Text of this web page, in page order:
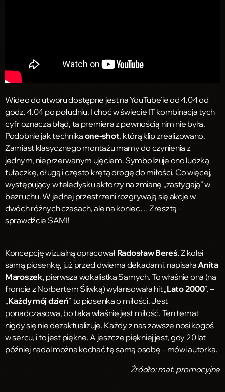
Wideo do utworu dostępne jest na YouTube’ie od 4.04 od
godz. 4.04 po południu. I choć w świecie IT kombinacja tych
cyfr oznacza błąd, ta premiera z pewnością nim nie była.
Podobnie jak technika one-shot, którą klip zrealizowano.
Zamiast klasycznego montażu mamy do czynienia z
jednym, nieprzerwanym ujęciem. Symbolizuje ono ludzką
tułaczkę, długą i często krętą drogę do miłości. Co więcej,
występujący w teledysku aktorzy na zmianę „zastygają” w
bezruchu. W jednej przestrzeni rozgrywają się akcje w
dwóch różnych czasach, ale na koniec… Zresztą –
sprawdźcie SAMI!
Koncepcję wizualną opracował Radosław Bereś. Z kolei
samą piosenkę, już przed dwiema dekadami, napisała Anita
Maroszek, pierwsza wokalistka Samych. To właśnie ona (na
froncie z Norbertem Śliwką) wylansowała hit „Lato 2000”. –
„Każdy mój dzień” to piosenka o miłości. Jest
ponadczasowa, bo taka właśnie jest miłość. Ten temat
nigdy się nie dezaktualizuje. Każdy z nas zawsze nosi kogoś
w sercu, i to jest piękne. A jeszcze piękniej jest, gdy 20 lat
później nadal można kochać tę samą osobę – mówi autorka.
Źródło: mat. promocyjne